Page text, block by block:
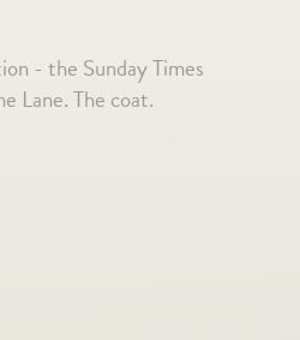
- the Sunday Times
Lane. The coat.